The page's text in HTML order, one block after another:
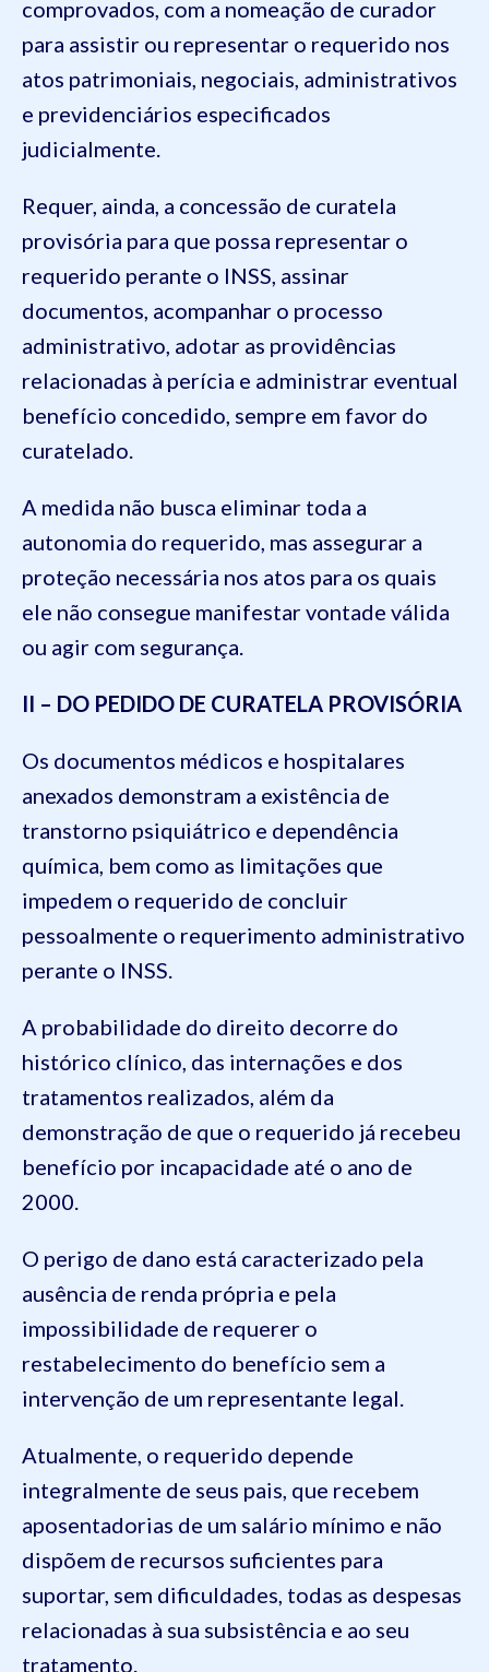
comprovados, com a nomeação de curador
para assistir ou representar o requerido nos
atos patrimoniais, negociais, administrativos
e previdenciários especificados
judicialmente.
Requer, ainda, a concessão de curatela
provisória para que possa representar o
requerido perante o INSS, assinar
documentos, acompanhar o processo
administrativo, adotar as providências
relacionadas à perícia e administrar eventual
benefício concedido, sempre em favor do
curatelado.
A medida não busca eliminar toda a
autonomia do requerido, mas assegurar a
proteção necessária nos atos para os quais
ele não consegue manifestar vontade válida
ou agir com segurança.
II – DO PEDIDO DE CURATELA PROVISÓRIA
Os documentos médicos e hospitalares
anexados demonstram a existência de
transtorno psiquiátrico e dependência
química, bem como as limitações que
impedem o requerido de concluir
pessoalmente o requerimento administrativo
perante o INSS.
A probabilidade do direito decorre do
histórico clínico, das internações e dos
tratamentos realizados, além da
demonstração de que o requerido já recebeu
benefício por incapacidade até o ano de
2000.
O perigo de dano está caracterizado pela
ausência de renda própria e pela
impossibilidade de requerer o
restabelecimento do benefício sem a
intervenção de um representante legal.
Atualmente, o requerido depende
integralmente de seus pais, que recebem
aposentadorias de um salário mínimo e não
dispõem de recursos suficientes para
suportar, sem dificuldades, todas as despesas
relacionadas à sua subsistência e ao seu
tratamento.